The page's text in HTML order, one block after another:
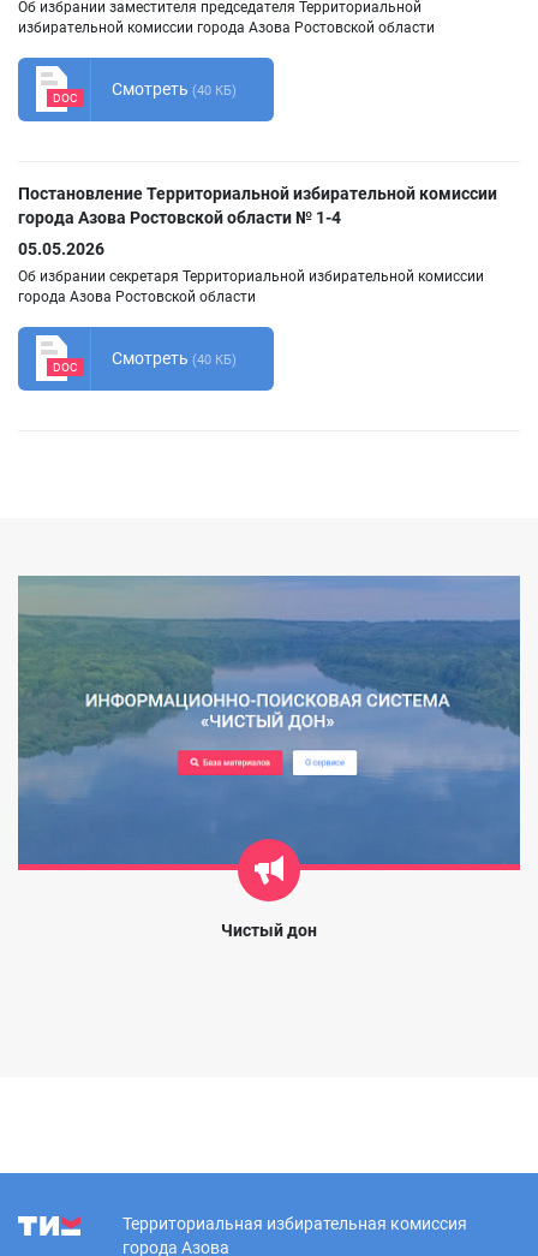
Об избрании заместителя председателя Территориальной
избирательной комиссии города Азова Ростовской области
DOC Смотреть (40 КБ)
Постановление Территориальной избирательной комиссии
города Азова Ростовской области № 1-4
05.05.2026
Об избрании секретаря Территориальной избирательной комиссии
города Азова Ростовской области
DOC Смотреть (40 КБ)
Чистый дон
Территориальная избирательная комиссия
города Азова